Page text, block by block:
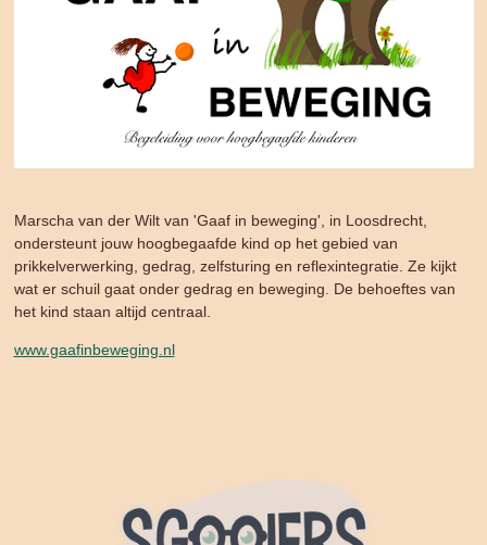
Marscha van der Wilt van 'Gaaf in beweging', in Loosdrecht,
ondersteunt jouw hoogbegaafde kind op het gebied van
prikkelverwerking, gedrag, zelfsturing en reflexintegratie. Ze kijkt
wat er schuil gaat onder gedrag en beweging. De behoeftes van
het kind staan altijd centraal.
www.gaafinbeweging.nl